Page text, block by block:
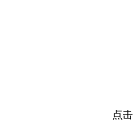
点击